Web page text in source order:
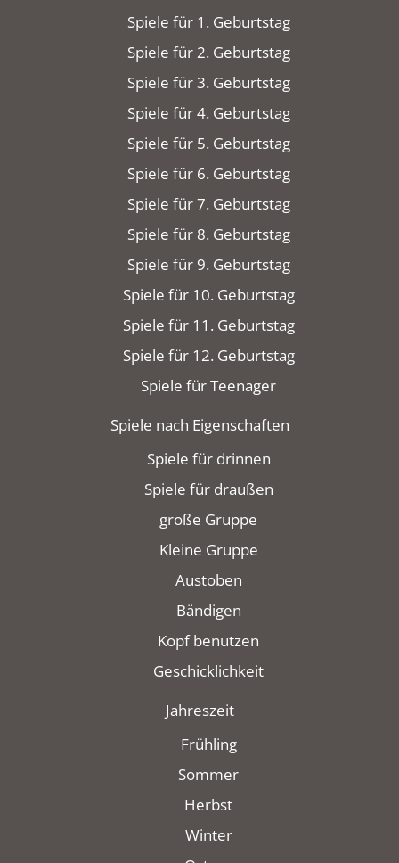
Spiele für 1. Geburtstag
Spiele für 2. Geburtstag
Spiele für 3. Geburtstag
Spiele für 4. Geburtstag
Spiele für 5. Geburtstag
Spiele für 6. Geburtstag
Spiele für 7. Geburtstag
Spiele für 8. Geburtstag
Spiele für 9. Geburtstag
Spiele für 10. Geburtstag
Spiele für 11. Geburtstag
Spiele für 12. Geburtstag
Spiele für Teenager
Spiele nach Eigenschaften
Spiele für drinnen
Spiele für draußen
große Gruppe
Kleine Gruppe
Austoben
Bändigen
Kopf benutzen
Geschicklichkeit
Jahreszeit
Frühling
Sommer
Herbst
Winter